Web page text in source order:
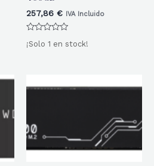
257,86 € IVA Incluido
con
¡Solo 1 en stock!